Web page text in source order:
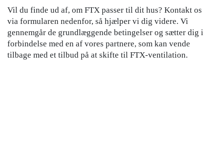
Vil du finde ud af, om FTX passer til dit hus? Kontakt os
via formularen nedenfor, så hjælper vi dig videre. Vi
gennemgår de grundlæggende betingelser og sætter dig i
forbindelse med en af vores partnere, som kan vende
tilbage med et tilbud på at skifte til FTX-ventilation.